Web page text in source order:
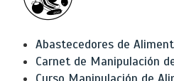
Abastecedores de
Carnet de Manipulación